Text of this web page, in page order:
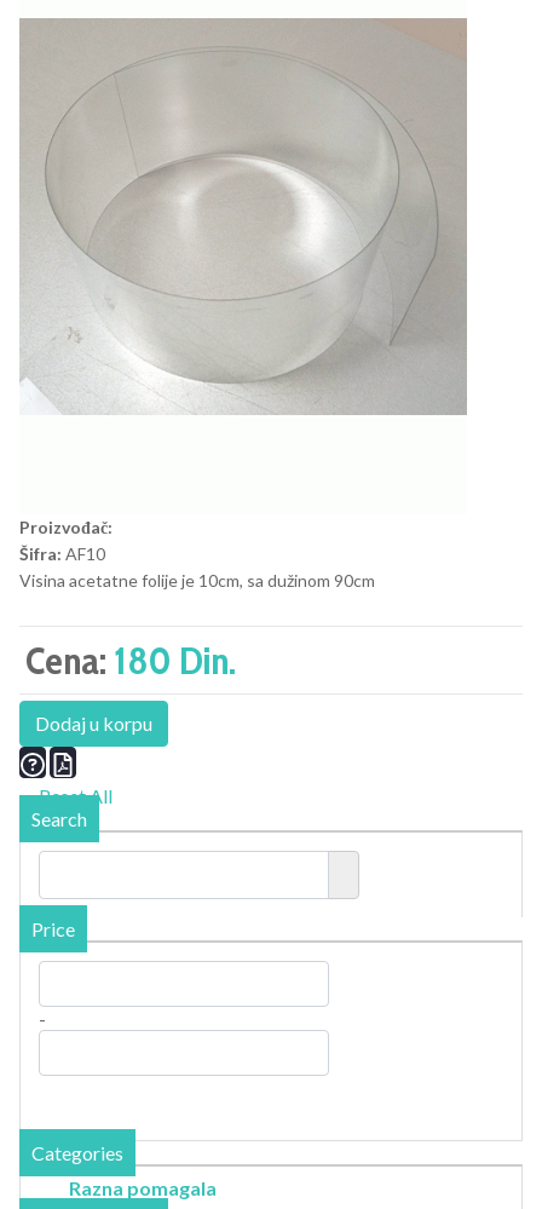
Proizvođač:
Šifra: AF10
Visina acetatne folije je 10cm, sa dužinom 90cm
Cena: 180 Din.
Dodaj u korpu
Reset All
Search
Price
-
Categories
Razna pomagala